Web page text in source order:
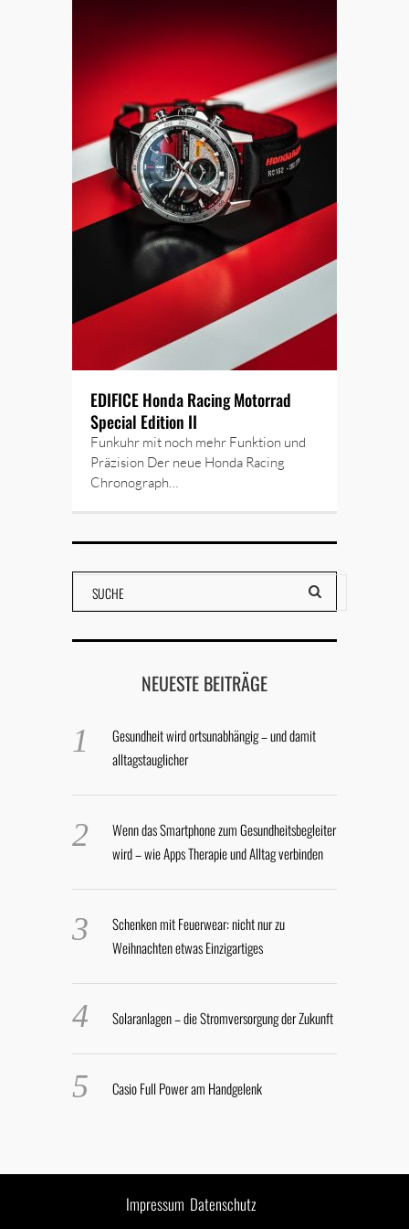
EDIFICE Honda Racing Motorrad
Special Edition II
Funkuhr mit noch mehr Funktion und
Präzision Der neue Honda Racing
Chronograph…
NEUESTE BEITRÄGE
Gesundheit wird ortsunabhängig – und damit
alltagstauglicher
Wenn das Smartphone zum Gesundheitsbegleiter
wird – wie Apps Therapie und Alltag verbinden
Schenken mit Feuerwear: nicht nur zu
Weihnachten etwas Einzigartiges
Solaranlagen – die Stromversorgung der Zukunft
Casio Full Power am Handgelenk
Impressum Datenschutz